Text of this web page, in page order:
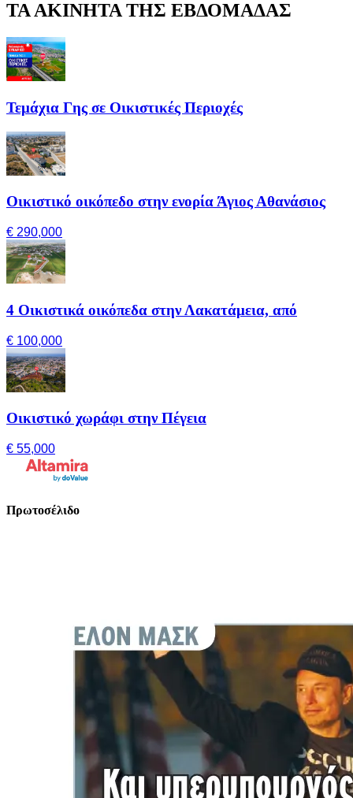
ΤΑ ΑΚΙΝΗΤΑ ΤΗΣ ΕΒΔΟΜΑΔΑΣ
Τεμάχια Γης σε Οικιστικές Περιοχές
Οικιστικό οικόπεδο στην ενορία Άγιος Αθανάσιος
€ 290,000
4 Οικιστικά οικόπεδα στην Λακατάμεια, από
€ 100,000
Οικιστικό χωράφι στην Πέγεια
€ 55,000
Πρωτοσέλιδο